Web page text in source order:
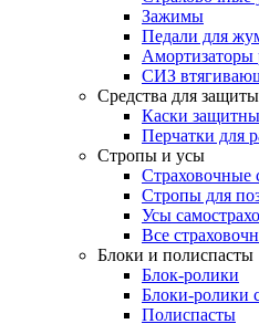
Зажимы
Педали для
Амортизаторы
СИЗ
Средства для
Каски
Перчатки для
Стропы и усы
Страховочные
Стропы для
Усы
Все
Блоки и полиспасты
Блок-ролики
Блоки-ролики
Полиспасты